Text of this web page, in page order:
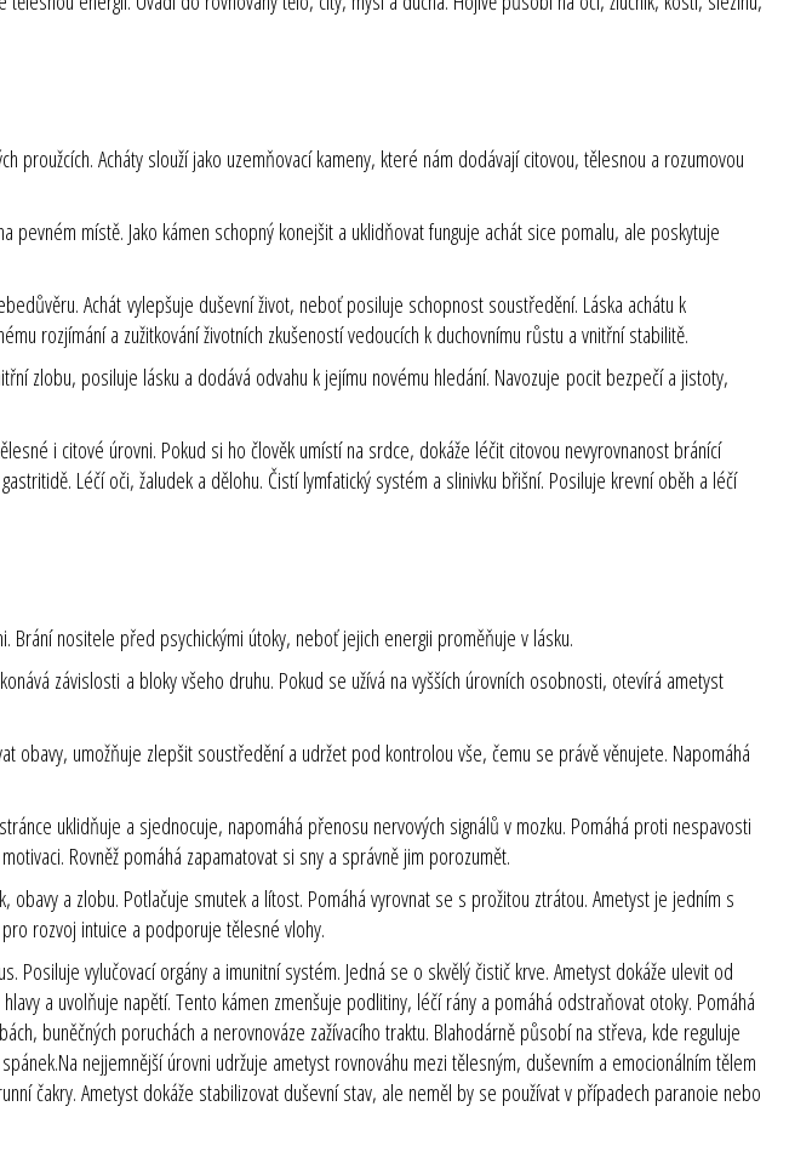
Acháty slouží jako uzemňovací kameny, které nám dodávají citovou, tělesnou a rozumovou
místě. Jako kámen schopný konejšit a uklidňovat funguje achát sice pomalu, ale poskytuje
Achát vylepšuje duševní život, neboť posiluje schopnost soustředění. Láska achátu k
rozjímání a zužitkování životních zkušeností vedoucích k duchovnímu růstu a vnitřní stabilitě.
zlobu, posiluje lásku a dodává odvahu k jejímu novému hledání. Navozuje pocit bezpečí a jistoty,
i citové úrovni. Pokud si ho člověk umístí na srdce, dokáže léčit citovou nevyrovnanost bránící
Léčí oči, žaludek a dělohu. Čistí lymfatický systém a slinivku břišní. Posiluje krevní oběh a léčí
nositele před psychickými útoky, neboť jejich energii proměňuje v lásku.
závislosti a bloky všeho druhu. Pokud se užívá na vyšších úrovních osobnosti, otevírá ametyst
umožňuje zlepšit soustředění a udržet pod kontrolou vše, čemu se právě věnujete. Napomáhá
uklidňuje a sjednocuje, napomáhá přenosu nervových signálů v mozku. Pomáhá proti nespavosti
Rovněž pomáhá zapamatovat si sny a správně jim porozumět.
a zlobu. Potlačuje smutek a lítost. Pomáhá vyrovnat se s prožitou ztrátou. Ametyst je jedním s
rozvoj intuice a podporuje tělesné vlohy.
vylučovací orgány a imunitní systém. Jedná se o skvělý čistič krve. Ametyst dokáže ulevit od
a uvolňuje napětí. Tento kámen zmenšuje podlitiny, léčí rány a pomáhá odstraňovat otoky. Pomáhá
buněčných poruchách a nerovnováze zažívacího traktu. Blahodárně působí na střeva, kde reguluje
nejjemnější úrovni udržuje ametyst rovnováhu mezi tělesným, duševním a emocionálním tělem
čakry. Ametyst dokáže stabilizovat duševní stav, ale neměl by se používat v případech paranoie nebo